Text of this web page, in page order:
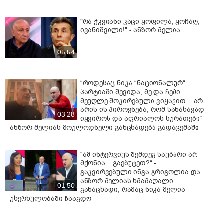
05:54
"რა ჭკვიანი კაცი ყოფილა, ყოჩაღ,
ივანიშვილი!" - ანზორ მელია
03:28
“როდესაც ნიკა “ნაციონალურ“
პარტიაში შევიდა, მე და ჩემი
მეუღლე შოკირებული ვიყავით... არ
არის ის პიროვნება, რომ სანახავად
იყვიროს და აფრიალოს სურათები“ -
ანზორ მელიას მოულოდნელი განცხადება გადაცემაში
01:50
“ამ ინტერვიუს შემდეგ საუბარი არ
მქონია... გაებუტეთ?“ -
გაკვირვებული ინგა გრიგოლია და
ანზორ მელიას ხმამაღალი
განაცხადი, რამაც ნიკა მელია
უხერხულობაში ჩააგდო